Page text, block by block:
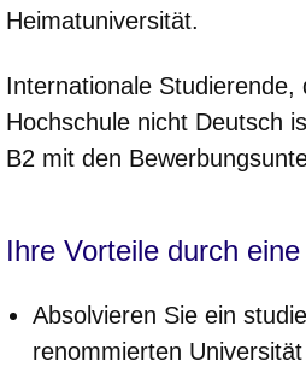
Heimatuniversität.
Internationale
Hochschule nicht Deutsch
B2 mit den
Ihre Vorteile durch
Absolvieren Sie ein
renommierten